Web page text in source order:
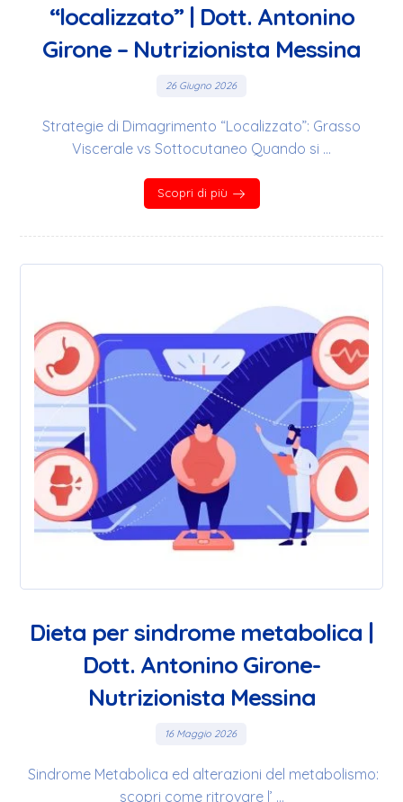
“localizzato” | Dott. Antonino
Girone – Nutrizionista Messina
26 Giugno 2026
Strategie di Dimagrimento “Localizzato”: Grasso
Viscerale vs Sottocutaneo Quando si ...
Scopri di più
Dieta per sindrome metabolica |
Dott. Antonino Girone-
Nutrizionista Messina
16 Maggio 2026
Sindrome Metabolica ed alterazioni del metabolismo:
scopri come ritrovare l’ ...